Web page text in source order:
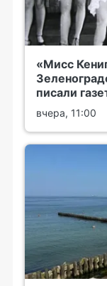
«Мисс
писали
вчера, 11:00